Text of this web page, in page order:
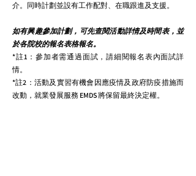
介。同時計劃並設有工作配對、在職跟進及支援。
如有興趣參加計劃，可先查閱活動詳情及時間表，並
於各院校的報名表格報名。
*註1：參加者需通過面試，請細閱報名表內面試詳
情。
*註2：活動及實習有機會因應疫情及政府防疫措施而
改動，就業發展服務 EMDS 將保留最終決定權。